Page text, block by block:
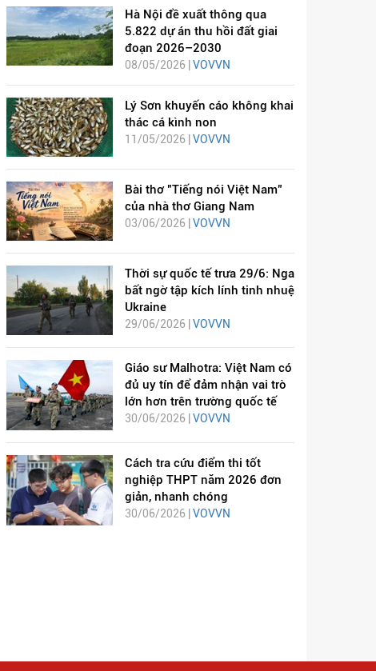
Hà Nội đề xuất thông qua
5.822 dự án thu hồi đất giai
đoạn 2026–2030
08/05/2026 | VOVVN
Lý Sơn khuyến cáo không khai
thác cá kình non
11/05/2026 | VOVVN
Bài thơ "Tiếng nói Việt Nam"
của nhà thơ Giang Nam
03/06/2026 | VOVVN
Thời sự quốc tế trưa 29/6: Nga
bất ngờ tập kích lính tinh nhuệ
Ukraine
29/06/2026 | VOVVN
Giáo sư Malhotra: Việt Nam có
đủ uy tín để đảm nhận vai trò
lớn hơn trên trường quốc tế
30/06/2026 | VOVVN
Cách tra cứu điểm thi tốt
nghiệp THPT năm 2026 đơn
giản, nhanh chóng
30/06/2026 | VOVVN